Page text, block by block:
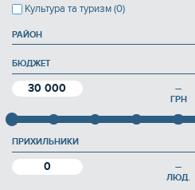
Культура та туризм (0)
РАЙОН
БЮДЖЕТ
30 000 —
ГРН
ПРИХИЛЬНИКИ
0 —
ЛЮД.